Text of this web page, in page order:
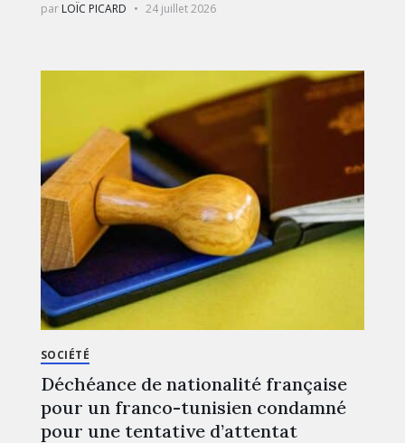
par LOÏC PICARD 24 juillet 2026
SOCIÉTÉ
Déchéance de nationalité française
pour un franco-tunisien condamné
pour une tentative d’attentat